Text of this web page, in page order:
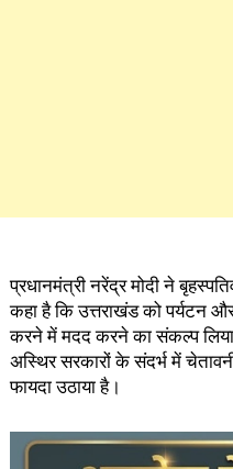
प्रधानमंत्री नरेंद्र मोदी ने
कहा है कि उत्तराखंड को पर्यटन
करने में मदद करने का संकल्प
अस्थिर सरकारों के संदर्भ में
फायदा उठाया है।